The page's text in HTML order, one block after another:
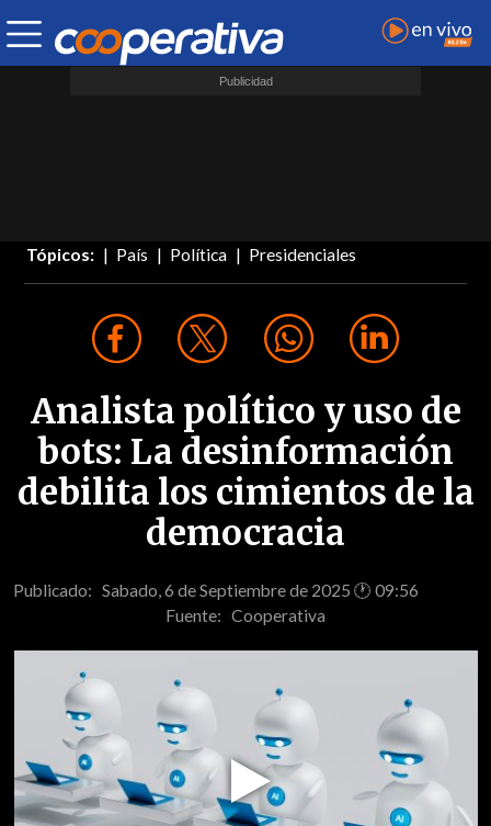
Tópicos: País Política Presidenciales
Analista político y uso de
bots: La desinformación
debilita los cimientos de la
democracia
Publicado: Sabado, 6 de Septiembre de 2025 🕐 09:56
Fuente: Cooperativa
Video